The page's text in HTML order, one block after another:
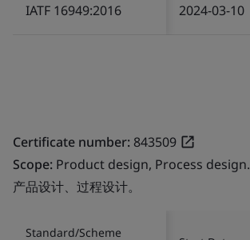
IATF 16949:2016 2024-03-10
Certificate number: 843509
Scope: Product design, Process design.
产品设计、过程设计。
Standard/Scheme